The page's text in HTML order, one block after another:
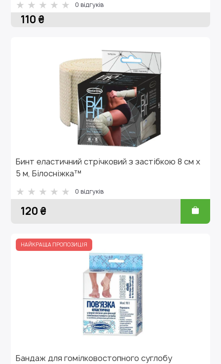
0 відгуків
110 ₴
Бинт еластичний стрічковий з застібкою 8 см х
5 м, Білосніжка™
0 відгуків
120 ₴
НАЙКРАЩА ПРОПОЗИЦІЯ
Бандаж для гомілковостопного суглобу